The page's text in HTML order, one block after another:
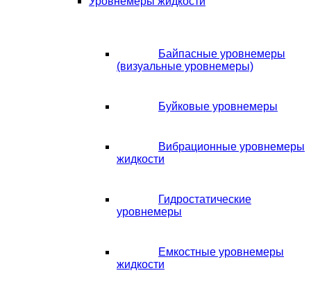
Байпасные уровнемеры
(визуальные уровнемеры)
Буйковые уровнемеры
Вибрационные уровнемеры
жидкости
Гидростатические
уровнемеры
Емкостные уровнемеры
жидкости